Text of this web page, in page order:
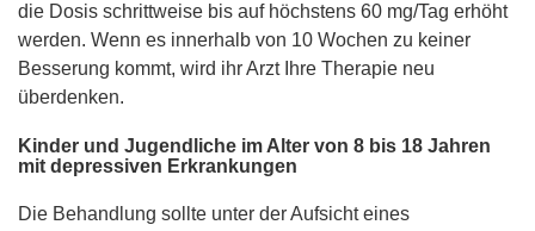
die Dosis schrittweise bis auf höchstens 60 mg/Tag erhöht
werden. Wenn es innerhalb von 10 Wochen zu keiner
Besserung kommt, wird ihr Arzt Ihre Therapie neu
überdenken.
Kinder und Jugendliche im Alter von 8 bis 18 Jahren
mit depressiven Erkrankungen
Die Behandlung sollte unter der Aufsicht eines